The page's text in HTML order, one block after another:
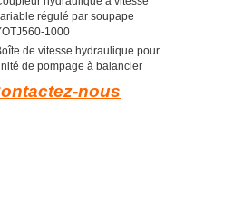
régulé par soupape
1000
de vitesse hydraulique pour
de pompage à balancier
nous